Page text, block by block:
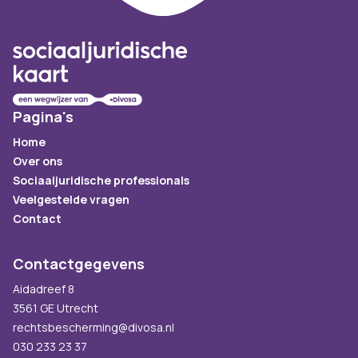
Pagina's
Home
Over ons
Sociaaljuridische professionals
Veelgestelde vragen
Contact
Contactgegevens
Aidadreef 8
3561 GE Utrecht
rechtsbescherming@divosa.nl
030 233 23 37